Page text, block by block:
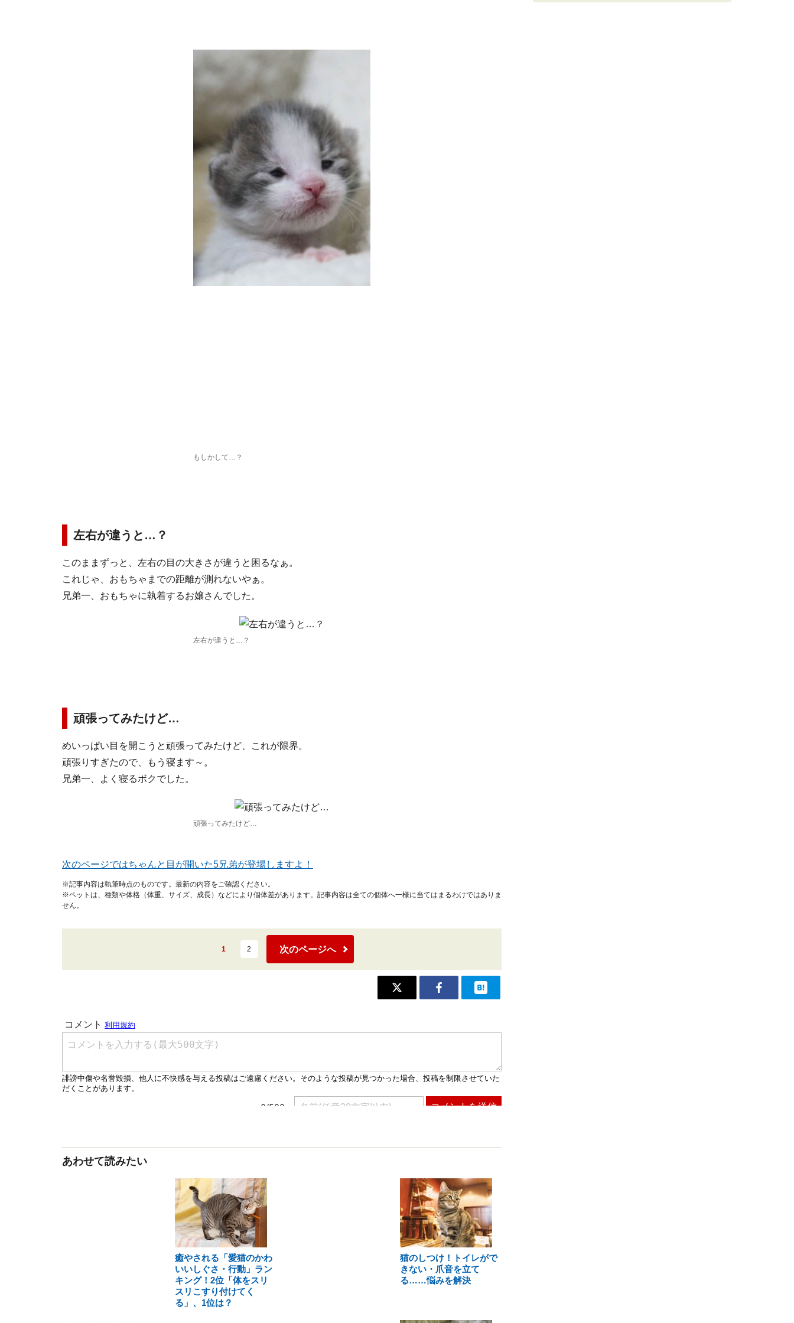
もしかして…？
左右が違うと…？
このままずっと、左右の目の大きさが違うと困るなぁ。
これじゃ、おもちゃまでの距離が測れないやぁ。
兄弟一、おもちゃに執着するお嬢さんでした。
左右が違うと…？
頑張ってみたけど…
めいっぱい目を開こうと頑張ってみたけど、これが限界。
頑張りすぎたので、もう寝ます～。
兄弟一、よく寝るボクでした。
頑張ってみたけど…
次のページではちゃんと目が開いた5兄弟が登場しますよ！
※記事内容は執筆時点のものです。最新の内容をご確認ください。
※ペットは、種類や体格（体重、サイズ、成長）などにより個体差があります。記事内容は全ての個体へ一様に当てはまるわけではありま
せん。
1 2 次のページへ
あわせて読みたい
癒やされる「愛猫のかわ
いいしぐさ・行動」ラン
キング！2位「体をスリ
スリこすり付けてく
る」、1位は？
猫のしつけ！トイレがで
きない・爪音を立て
る……悩みを解決